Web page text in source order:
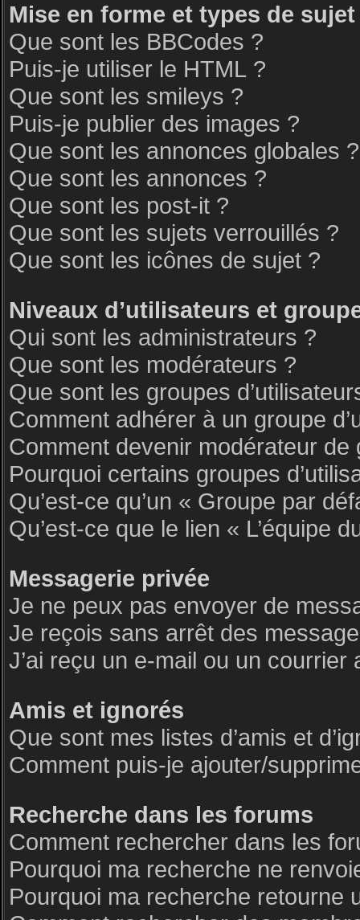
Mise en forme et types de sujet
Que sont les BBCodes ?
Puis-je utiliser le HTML ?
Que sont les smileys ?
Puis-je publier des images ?
Que sont les annonces globales ?
Que sont les annonces ?
Que sont les post-it ?
Que sont les sujets verrouillés ?
Que sont les icônes de sujet ?
Niveaux d’utilisateurs et
Qui sont les administrateurs ?
Que sont les modérateurs ?
Que sont les groupes
Comment adhérer à un groupe
Comment devenir modérateur de
Pourquoi certains groupes
Qu’est-ce qu’un « Groupe par
Qu’est-ce que le lien « L’équipe
Messagerie privée
Je ne peux pas envoyer de
Je reçois sans arrêt des
J’ai reçu un e-mail ou un courrier
Amis et ignorés
Que sont mes listes d’amis et
Comment puis-je ajouter/
Recherche dans les forums
Comment rechercher dans les
Pourquoi ma recherche ne
Pourquoi ma recherche retourne